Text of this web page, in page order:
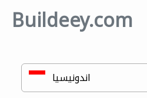
Buildeey.com